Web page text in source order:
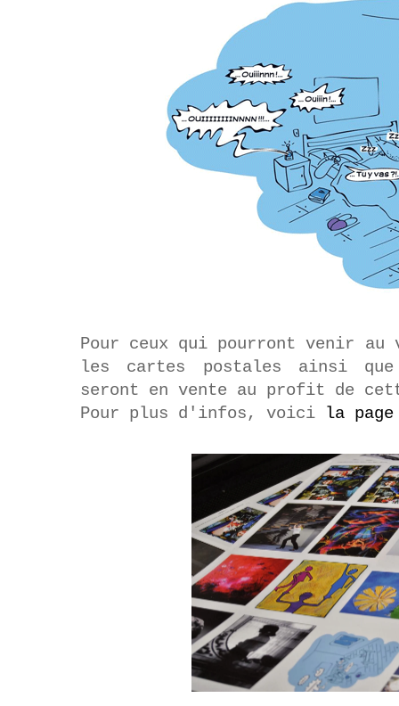
Pour ceux qui pourront venir au
les cartes postales ainsi
seront en vente au profit de
Pour plus d'infos, voici la page